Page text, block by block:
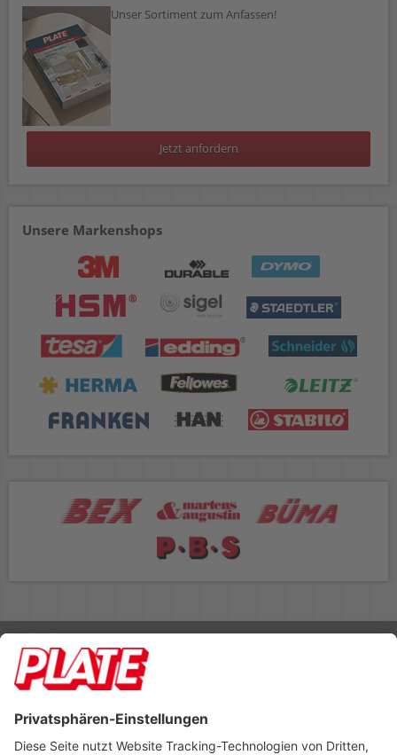
Unser Sortiment zum Anfassen!
Jetzt anfordern
Unsere Markenshops
Rufen Sie uns an 04298 401-0
Lieferbedingungen Impressum
Footer anzeigen